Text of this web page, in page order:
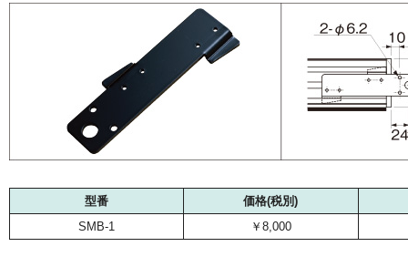
型番
価格(税別)
SMB-1
￥8,000